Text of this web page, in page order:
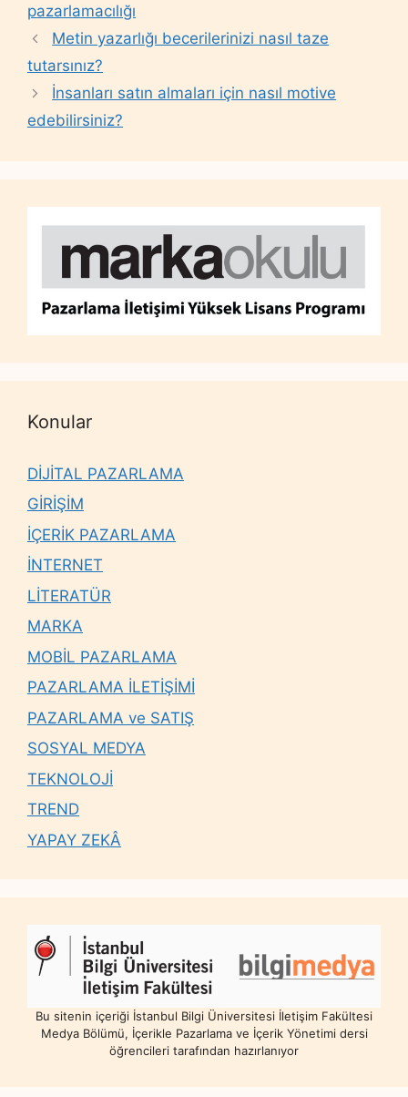
pazarlamacılığı
Metin yazarlığı becerilerinizi nasıl taze
tutarsınız?
İnsanları satın almaları için nasıl motive
edebilirsiniz?
Konular
DİJİTAL PAZARLAMA
GİRİŞİM
İÇERİK PAZARLAMA
İNTERNET
LİTERATÜR
MARKA
MOBİL PAZARLAMA
PAZARLAMA İLETİŞİMİ
PAZARLAMA ve SATIŞ
SOSYAL MEDYA
TEKNOLOJİ
TREND
YAPAY ZEKÂ
Bu sitenin içeriği İstanbul Bilgi Üniversitesi İletişim Fakültesi
Medya Bölümü, İçerikle Pazarlama ve İçerik Yönetimi dersi
öğrencileri tarafından hazırlanıyor